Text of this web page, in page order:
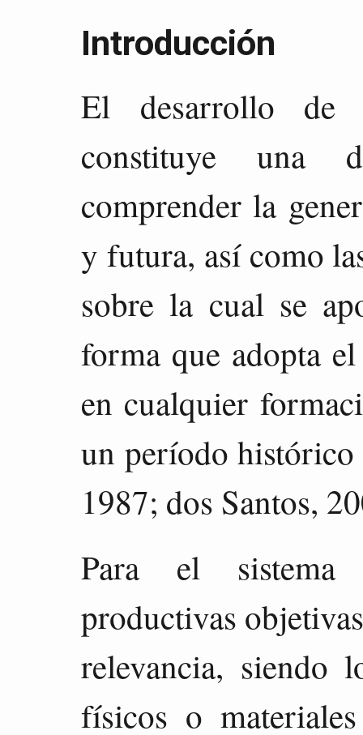
Introducción
El desarrollo de
constituye una
comprender la
y futura, así como
sobre la cual se
forma que adopta
en cualquier
un período
1987; dos Santos,
Para el sistema
productivas
relevancia, siendo
físicos o